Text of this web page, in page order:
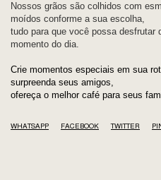
Nossos grãos são colhidos com
moídos conforme a sua escolha,
tudo para que você possa desfrutar
momento do dia.
Crie momentos especiais em sua
surpreenda seus amigos,
ofereça o melhor café para seus
WHATSAPP FACEBOOK TWITTER